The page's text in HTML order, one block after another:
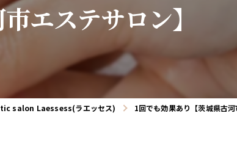
エステサロン】
salon Laessess(ラエッセス) 1回でも効果あり【茨城県古河